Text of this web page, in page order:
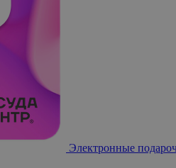
Электронные